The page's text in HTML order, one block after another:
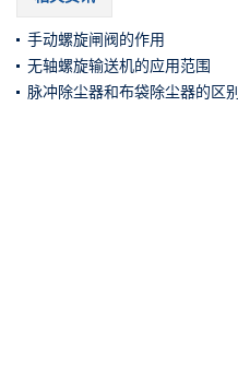
手动螺旋闸阀的作用
无轴螺旋输送机的应用范围
脉冲除尘器和布袋除尘器的区别